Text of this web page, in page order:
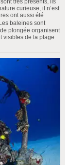
très présents, ils
curieuse, il n’est
ont aussi été
baleines sont
plongée organisent
visibles de la plage